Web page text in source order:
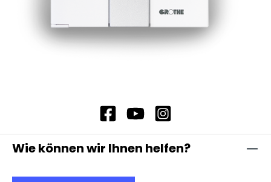
Wie können wir Ihnen helfen?